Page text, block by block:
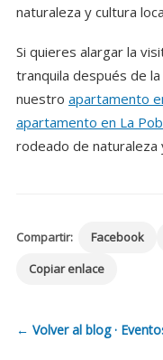
naturaleza y cultura
Si quieres alargar la
tranquila después de
nuestro apartamento
apartamento en La
rodeado de naturaleza
Compartir: Facebook
Copiar enlace
← Volver al blog ·